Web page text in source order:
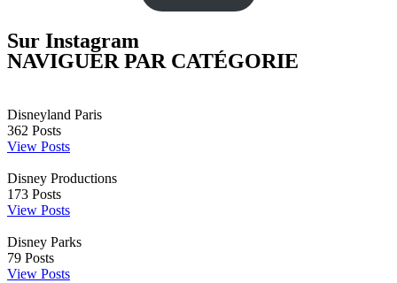
Sur Instagram
NAVIGUER PAR CATÉGORIE
Disneyland Paris
362 Posts
View Posts
Disney Productions
173 Posts
View Posts
Disney Parks
79 Posts
View Posts